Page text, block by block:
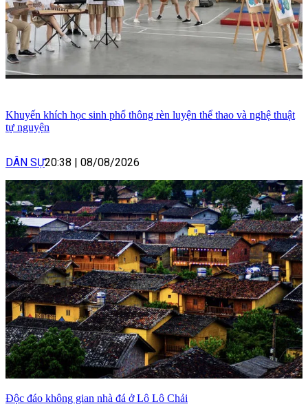
Khuyến khích học sinh phổ thông rèn luyện thể thao và nghệ thuật
tự nguyện
DÂN SỰ20:38 08/08/2026
Độc đáo không gian nhà đá ở Lô Lô Chải